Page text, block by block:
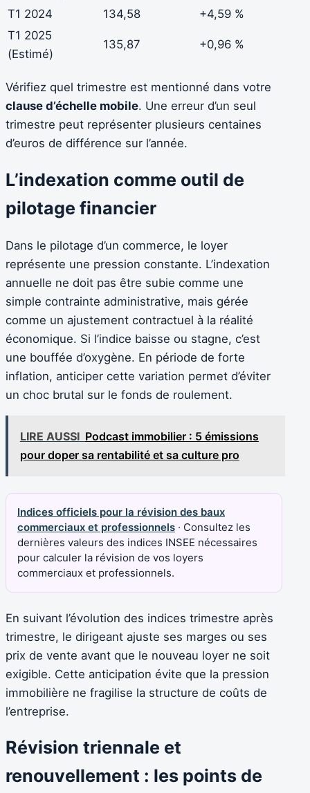
T1 2024 134,58
+4,59 %
T1 2025
(Estimé)
135,87 +0,96 %
Vérifiez quel trimestre est mentionné dans votre
clause d’échelle mobile. Une erreur d’un seul
trimestre peut représenter plusieurs centaines
d’euros de différence sur l’année.
L’indexation comme outil de
pilotage financier
Dans le pilotage d’un commerce, le loyer
représente une pression constante. L’indexation
annuelle ne doit pas être subie comme une
simple contrainte administrative, mais gérée
comme un ajustement contractuel à la réalité
économique. Si l’indice baisse ou stagne, c’est
une bouffée d’oxygène. En période de forte
inflation, anticiper cette variation permet d’éviter
un choc brutal sur le fonds de roulement.
LIRE AUSSI Podcast immobilier : 5 émissions
pour doper sa rentabilité et sa culture pro
Indices officiels pour la révision des baux
commerciaux et professionnels · Consultez les
dernières valeurs des indices INSEE nécessaires
pour calculer la révision de vos loyers
commerciaux et professionnels.
En suivant l’évolution des indices trimestre après
trimestre, le dirigeant ajuste ses marges ou ses
prix de vente avant que le nouveau loyer ne soit
exigible. Cette anticipation évite que la pression
immobilière ne fragilise la structure de coûts de
l’entreprise.
Révision triennale et
renouvellement : les points de